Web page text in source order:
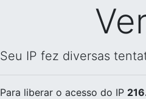
Seu IP fez diversas
Para liberar o acesso do IP